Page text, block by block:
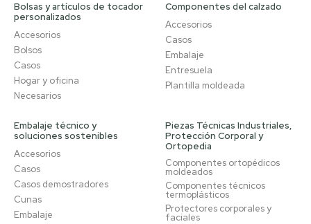
Bolsas y artículos de tocador
personalizados
Accesorios
Bolsos
Casos
Hogar y oficina
Necesarios
Componentes del calzado
Accesorios
Casos
Embalaje
Entresuela
Plantilla moldeada
Embalaje técnico y
soluciones sostenibles
Accesorios
Casos
Casos demostradores
Cunas
Embalaje
Piezas Técnicas Industriales,
Protección Corporal y
Ortopedia
Componentes ortopédicos
moldeados
Componentes técnicos
termoplásticos
Protectores corporales y
faciales